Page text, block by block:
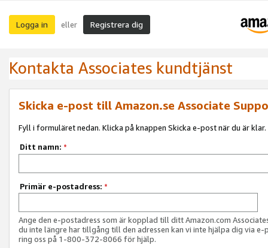
Logga in eller Registrera dig
Kontakta Associates kundtjänst
Skicka e-post till Amazon.se Associate
Fyll i formuläret nedan. Klicka på knappen Skicka e-post när du är klar.
Ditt namn: *
Primär e-postadress: *
Ange den e-postadress som är kopplad till ditt Amazon.com
du inte längre har tillgång till den adressen kan vi inte hjälpa dig via e-
ring oss på 1-800-372-8066 för hjälp.